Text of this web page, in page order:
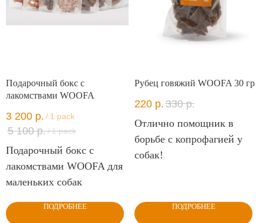
Подарочный бокс с
лакомствами WOOFA
3 200 р. / 1 pack
5 100 р./1 pack
Подарочный бокс с
лакомствами WOOFA для
маленьких собак
ПОДРОБНЕЕ
Рубец говяжий WOOFA 30 гр
220 р. 330 р.
Отлично помощник в
борьбе с копрофагией у
собак!
ПОДРОБНЕЕ